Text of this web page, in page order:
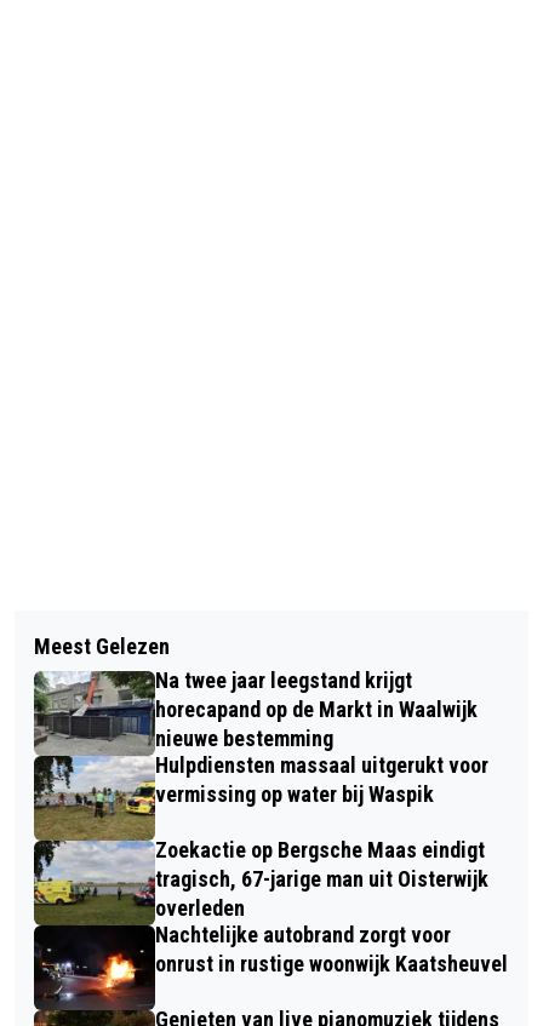
AUTOBRAND IN DE
BERNDIJKSESTRAAT KAATSHEUVEL
PLATFORM INCLUSIEF WAALWIJK
WINT WAALWIJK INSPIRATIEPRIJS
2022
Meest Gelezen
Na twee jaar leegstand krijgt
horecapand op de Markt in Waalwijk
nieuwe bestemming
Hulpdiensten massaal uitgerukt voor
vermissing op water bij Waspik
Zoekactie op Bergsche Maas eindigt
tragisch, 67-jarige man uit Oisterwijk
overleden
Nachtelijke autobrand zorgt voor
onrust in rustige woonwijk Kaatsheuvel
Genieten van live pianomuziek tijdens